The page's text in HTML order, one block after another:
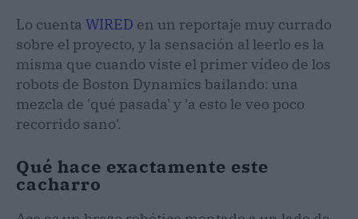
Lo cuenta WIRED en un reportaje muy currado
sobre el proyecto, y la sensación al leerlo es la
misma que cuando viste el primer vídeo de los
robots de Boston Dynamics bailando: una
mezcla de 'qué pasada' y 'a esto le veo poco
recorrido sano'.
Qué hace exactamente este
cacharro